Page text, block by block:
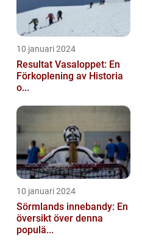
10 januari 2024
Resultat Vasaloppet: En
Förkoplening av Historia
o...
10 januari 2024
Sörmlands innebandy: En
översikt över denna
populä...